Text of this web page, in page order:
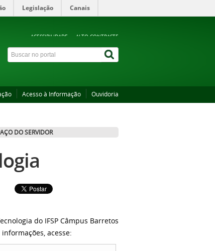
Legislação Canais
ACESSIBILIDADE ALTO CONTRASTE
Acesso à Informação Ouvidoria
DO SERVIDOR
do IFSP Câmpus Barretos
acesse: